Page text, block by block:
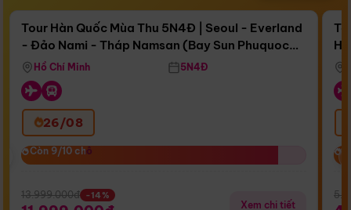
Còn16 ngày 16:51:03
Bay Sun Phuquoc Airways
Tour Hàn Quốc Mùa Thu 5N4Đ | Seoul - Everland
- Đảo Nami - Tháp Namsan (Bay Sun Phuquoc
Airways)
Hồ Chí Minh 5N4Đ
26/08
Còn 9/10 chỗ
Còn 9/10 chỗ
13.999.000đ -14%
Xem chi tiết